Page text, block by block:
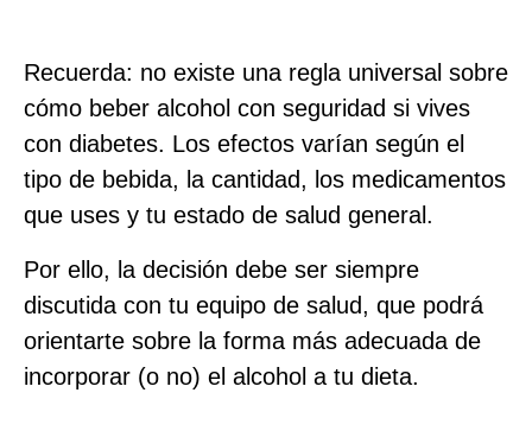
Recuerda: no existe una regla universal sobre
cómo beber alcohol con seguridad si vives
con diabetes. Los efectos varían según el
tipo de bebida, la cantidad, los medicamentos
que uses y tu estado de salud general.
Por ello, la decisión debe ser siempre
discutida con tu equipo de salud, que podrá
orientarte sobre la forma más adecuada de
incorporar (o no) el alcohol a tu dieta.